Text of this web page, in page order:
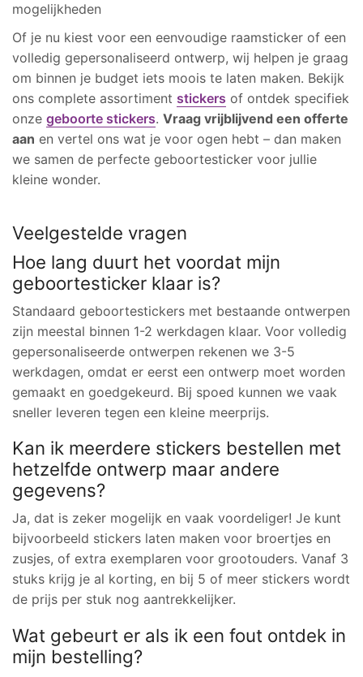
mogelijkheden
Of je nu kiest voor een eenvoudige raamsticker of een
volledig gepersonaliseerd ontwerp, wij helpen je graag
om binnen je budget iets moois te laten maken. Bekijk
ons complete assortiment stickers of ontdek specifiek
onze geboorte stickers. Vraag vrijblijvend een offerte
aan en vertel ons wat je voor ogen hebt – dan maken
we samen de perfecte geboortesticker voor jullie
kleine wonder.
Veelgestelde vragen
Hoe lang duurt het voordat mijn
geboortesticker klaar is?
Standaard geboortestickers met bestaande ontwerpen
zijn meestal binnen 1-2 werkdagen klaar. Voor volledig
gepersonaliseerde ontwerpen rekenen we 3-5
werkdagen, omdat er eerst een ontwerp moet worden
gemaakt en goedgekeurd. Bij spoed kunnen we vaak
sneller leveren tegen een kleine meerprijs.
Kan ik meerdere stickers bestellen met
hetzelfde ontwerp maar andere
gegevens?
Ja, dat is zeker mogelijk en vaak voordeliger! Je kunt
bijvoorbeeld stickers laten maken voor broertjes en
zusjes, of extra exemplaren voor grootouders. Vanaf 3
stuks krijg je al korting, en bij 5 of meer stickers wordt
de prijs per stuk nog aantrekkelijker.
Wat gebeurt er als ik een fout ontdek in
mijn bestelling?